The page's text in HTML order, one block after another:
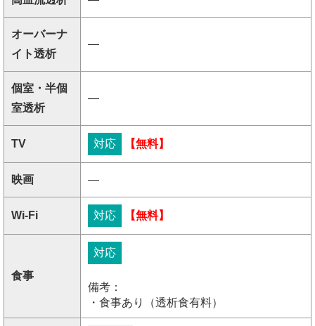
オーバーナ
イト透析
―
個室・半個
室透析
―
TV 対応 【無料】
映画 ―
Wi-Fi 対応 【無料】
食事
対応
備考：
・食事あり（透析食有料）